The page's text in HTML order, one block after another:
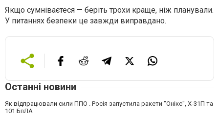
Якщо сумніваєтеся — беріть трохи краще, ніж планували.
У питаннях безпеки це завжди виправдано.
Останні новини
Як відпрацювали сили ППО . Росія запустила ракети "Онікс", Х-31П та
101 БпЛА